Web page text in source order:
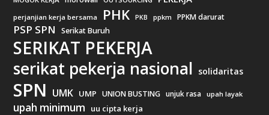
perjanjian kerja bersama PHK PKB ppkm PPKM darurat
PSP SPN Serikat Buruh
SERIKAT PEKERJA
serikat pekerja nasional solidaritas
SPN UMK UMP UNION BUSTING unjuk rasa upah layak
upah minimum uu cipta kerja